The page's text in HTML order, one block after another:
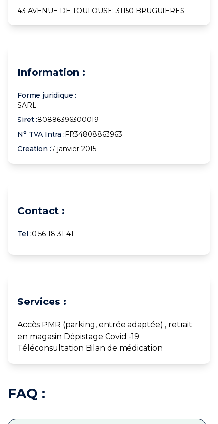
43 AVENUE DE TOULOUSE; 31150 BRUGUIERES
Information :
Forme juridique :
SARL
Siret :80886396300019
N° TVA Intra :FR34808863963
Creation :7 janvier 2015
Contact :
Tel :0 56 18 31 41
Services :
Accès PMR (parking, entrée adaptée) , retrait
en magasin Dépistage Covid -19
Téléconsultation Bilan de médication
FAQ :